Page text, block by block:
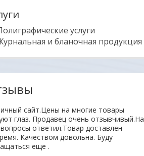
услуги
и бланочная продукция
сайт.Цены на многие товары
глаз. Продавец очень отзывчивый.На
ответил.Товар доставлен
Качеством довольна. Буду
еще .